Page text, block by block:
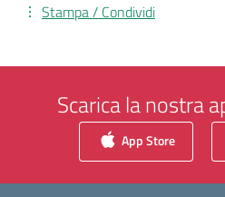
Stampa / Condividi
Scarica la nostra
App Store